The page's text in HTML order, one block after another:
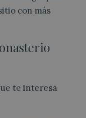
con más
te interesa